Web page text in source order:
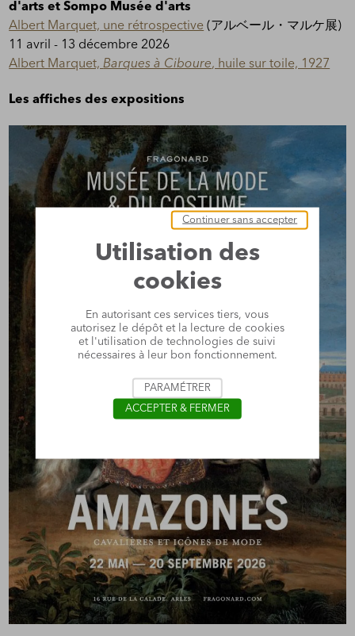
d'arts et Sompo Musée d'arts
Albert Marquet, une rétrospective (アルベール・マルケ展)
11 avril - 13 décembre 2026
Albert Marquet,Barques à Ciboure, huile sur toile, 1927
Les affiches des expositions
Utilisation des
cookies
En autorisant ces services tiers, vous
autorisez le dépôt et la lecture de cookies
et l'utilisation de technologies de suivi
nécessaires à leur bon fonctionnement.
Continuer sans accepter
PARAMÉTRER
ACCEPTER & FERMER